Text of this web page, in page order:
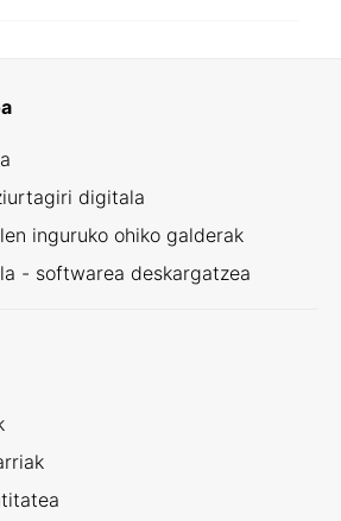
digitala
inguruko ohiko galderak
- softwarea deskargatzea